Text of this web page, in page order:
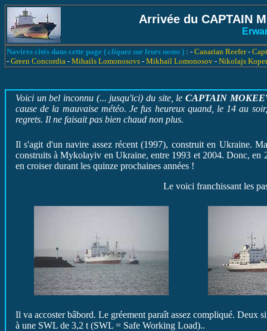
Arrivée du CAPTAIN
Navires cités dans cette page ( cliquez sur leurs noms ) : - Canarian Reefer-
- Green Concordia - Mihails Lomonosovs - Mikhail Lomonosov - Nikolajs
Voici un bel inconnu (... jusqu'ici) du site, leCAPTAIN
cause de la mauvaise météo. Je fus heureux quand, le 14 au
regrets. Il ne faisait pas bien chaud non plus.
Il s'agit d'un navire assez récent (1997), construit en Ukraine.
construits à Mykolayiv en Ukraine, entre 1993 et 2004. Donc, en
en croiser durant les quinze prochaines années !
Le voici franchissant les
Il va accoster bâbord. Le gréement paraît assez compliqué. Deux
à une SWL de 3,2 t (SWL = Safe Working Load)..